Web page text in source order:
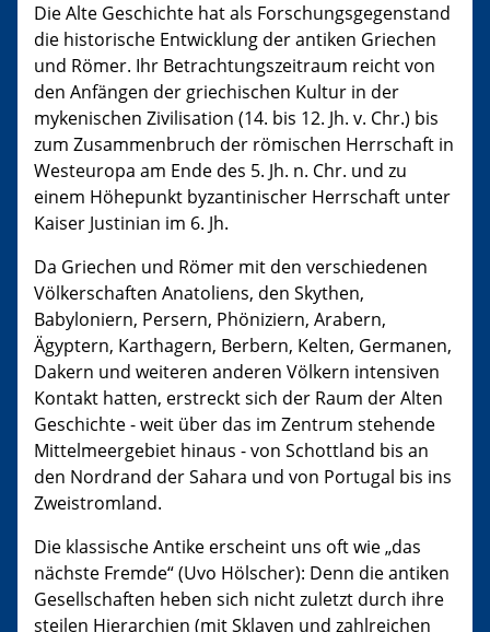
Die Alte Geschichte hat als Forschungsgegenstand
die historische Entwicklung der antiken Griechen
und Römer. Ihr Betrachtungszeitraum reicht von
den Anfängen der griechischen Kultur in der
mykenischen Zivilisation (14. bis 12. Jh. v. Chr.) bis
zum Zusammenbruch der römischen Herrschaft in
Westeuropa am Ende des 5. Jh. n. Chr. und zu
einem Höhepunkt byzantinischer Herrschaft unter
Kaiser Justinian im 6. Jh.
Da Griechen und Römer mit den verschiedenen
Völkerschaften Anatoliens, den Skythen,
Babyloniern, Persern, Phöniziern, Arabern,
Ägyptern, Karthagern, Berbern, Kelten, Germanen,
Dakern und weiteren anderen Völkern intensiven
Kontakt hatten, erstreckt sich der Raum der Alten
Geschichte - weit über das im Zentrum stehende
Mittelmeergebiet hinaus - von Schottland bis an
den Nordrand der Sahara und von Portugal bis ins
Zweistromland.
Die klassische Antike erscheint uns oft wie „das
nächste Fremde“ (Uvo Hölscher): Denn die antiken
Gesellschaften heben sich nicht zuletzt durch ihre
steilen Hierarchien (mit Sklaven und zahlreichen